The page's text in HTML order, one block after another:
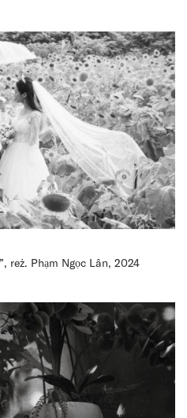
reż. Phạm Ngọc Lân, 2024